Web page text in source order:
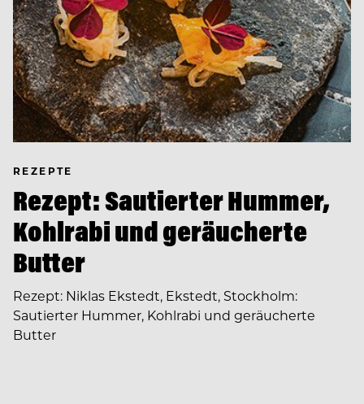
REZEPTE
Rezept: Sautierter Hummer,
Kohlrabi und geräucherte
Butter
Rezept: Niklas Ekstedt, Ekstedt, Stockholm:
Sautierter Hummer, Kohlrabi und geräucherte
Butter